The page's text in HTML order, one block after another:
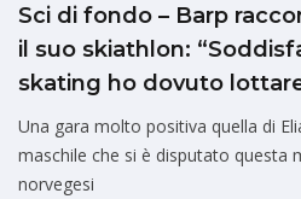
Sci di fondo – Barp
il suo skiathlon:
skating ho dovuto
Una gara molto positiva quella di
maschile che si è disputato questa
norvegesi